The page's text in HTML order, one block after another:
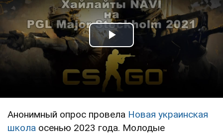
Play Video
Анонимный опрос провела Новая украинская
школа осенью 2023 года. Молодые